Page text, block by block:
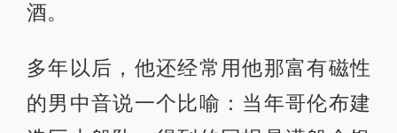
酒。
多年以后，他还经常用他那富有磁性
的男中音说一个比喻：当年哥伦布建